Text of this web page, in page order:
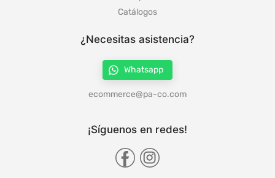
Catálogos
¿Necesitas asistencia?
Whatsapp
ecommerce@pa-co.com
¡Síguenos en redes!